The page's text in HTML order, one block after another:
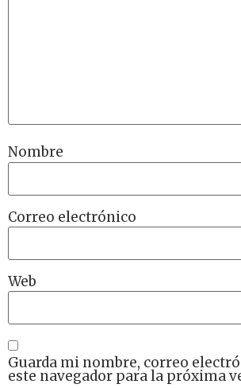
Nombre
Correo electrónico
Web
Guarda mi nombre, correo
este navegador para la próxima